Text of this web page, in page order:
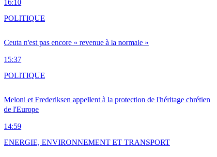
16:10
Ceuta n'est pas encore « revenue à la normale »
15:37
POLITIQUE
Meloni et Frederiksen appellent à la protection de l'héritage chrétien
de l'Europe
14:59
POLITIQUE
ENERGIE, ENVIRONNEMENT ET TRANSPORT